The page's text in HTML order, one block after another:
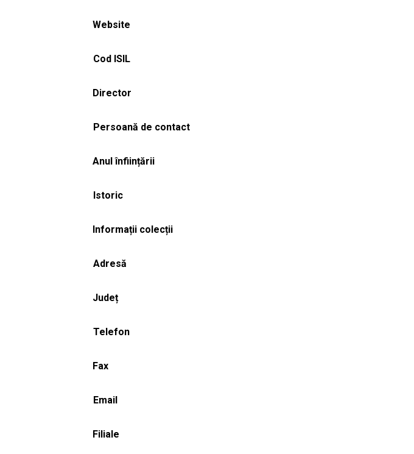
Website
Cod ISIL
Director
Persoană de contact
Anul înființării
Istoric
Informații colecții
Adresă
Județ
Telefon
Fax
Email
Filiale